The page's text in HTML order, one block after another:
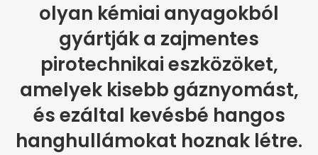
olyan kémiai anyagokból
gyártják a zajmentes
pirotechnikai eszközöket,
amelyek kisebb gáznyomást,
és ezáltal kevésbé hangos
hanghullámokat hoznak létre.